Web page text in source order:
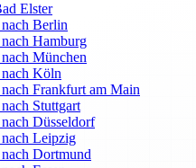
Elster
Berlin
Hamburg
München
Köln
Frankfurt am Main
Stuttgart
Düsseldorf
Leipzig
Dortmund